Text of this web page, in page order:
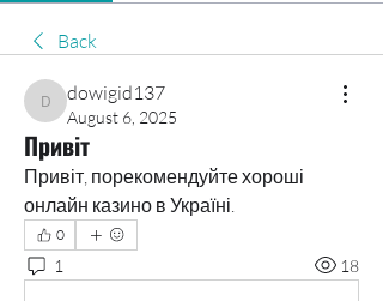
Back
dowigid137
dowigid137
August 6, 2025
Привіт
Привіт, порекомендуйте хороші
онлайн казино в Україні.
0
1 18